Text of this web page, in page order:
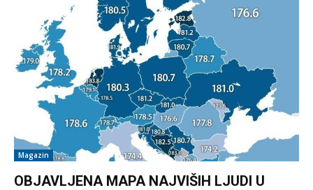
Magazin
OBJAVLJENA MAPA NAJVIŠIH LJUDI U